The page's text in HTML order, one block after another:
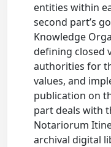
entities within
second part’s
Knowledge
defining closed
authorities for
values, and
publication on
part deals with
Notariorum
archival digital